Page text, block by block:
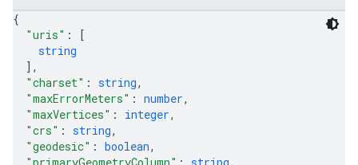
{
"uris" :
[
string
] ,
"charset" : string,
"maxErrorMeters" : number,
"maxVertices" : integer,
"crs" : string,
"geodesic" : boolean,